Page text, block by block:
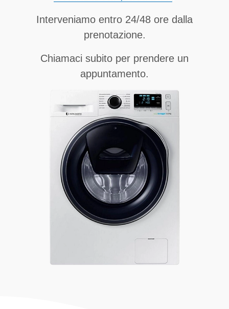
Interveniamo entro 24/48 ore dalla
prenotazione.
Chiamaci subito per prendere un
appuntamento.